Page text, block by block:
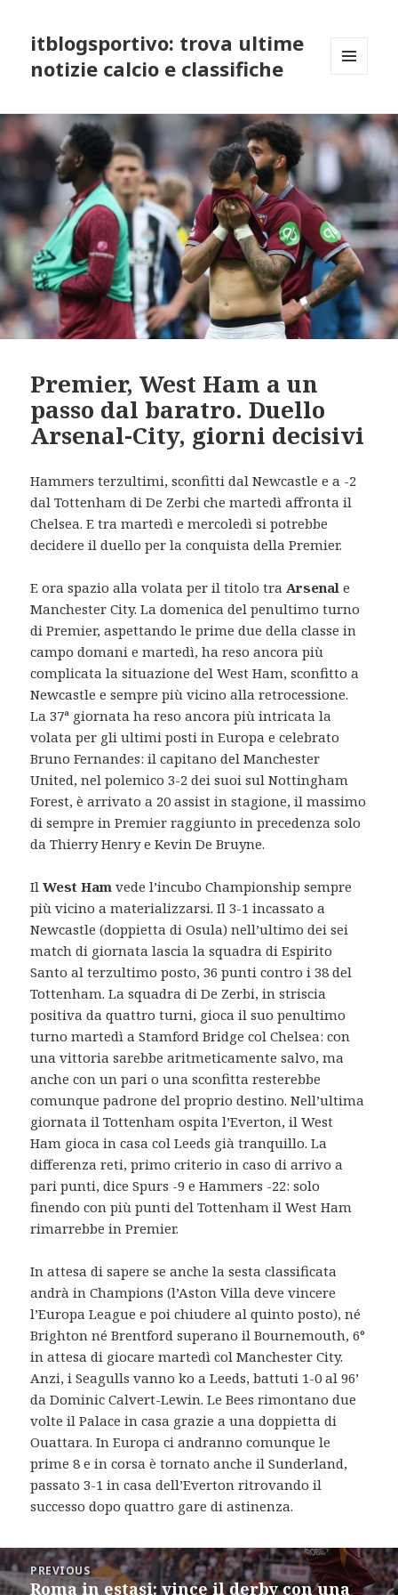
itblogsportivo: trova ultime
notizie calcio e classifiche
WIDGETS
Premier, West Ham a un
passo dal baratro. Duello
Arsenal-City, giorni decisivi
Hammers terzultimi, sconfitti dal Newcastle e a -2
dal Tottenham di De Zerbi che martedì affronta il
Chelsea. E tra martedì e mercoledì si potrebbe
decidere il duello per la conquista della Premier.
E ora spazio alla volata per il titolo tra Arsenal e
Manchester City. La domenica del penultimo turno
di Premier, aspettando le prime due della classe in
campo domani e martedì, ha reso ancora più
complicata la situazione del West Ham, sconfitto a
Newcastle e sempre più vicino alla retrocessione.
La 37ª giornata ha reso ancora più intricata la
volata per gli ultimi posti in Europa e celebrato
Bruno Fernandes: il capitano del Manchester
United, nel polemico 3-2 dei suoi sul Nottingham
Forest, è arrivato a 20 assist in stagione, il massimo
di sempre in Premier raggiunto in precedenza solo
da Thierry Henry e Kevin De Bruyne.
IlWest Ham vede l’incubo Championship sempre
più vicino a materializzarsi. Il 3-1 incassato a
Newcastle (doppietta di Osula) nell’ultimo dei sei
match di giornata lascia la squadra di Espirito
Santo al terzultimo posto, 36 punti contro i 38 del
Tottenham. La squadra di De Zerbi, in striscia
positiva da quattro turni, gioca il suo penultimo
turno martedì a Stamford Bridge col Chelsea: con
una vittoria sarebbe aritmeticamente salvo, ma
anche con un pari o una sconfitta resterebbe
comunque padrone del proprio destino. Nell’ultima
giornata il Tottenham ospita l’Everton, il West
Ham gioca in casa col Leeds già tranquillo. La
differenza reti, primo criterio in caso di arrivo a
pari punti, dice Spurs -9 e Hammers -22: solo
finendo con più punti del Tottenham il West Ham
rimarrebbe in Premier.
In attesa di sapere se anche la sesta classificata
andrà in Champions (l’Aston Villa deve vincere
l’Europa League e poi chiudere al quinto posto), né
Brighton né Brentford superano il Bournemouth, 6°
in attesa di giocare martedì col Manchester City.
Anzi, i Seagulls vanno ko a Leeds, battuti 1-0 al 96’
da Dominic Calvert-Lewin. Le Bees rimontano due
volte il Palace in casa grazie a una doppietta di
Ouattara. In Europa ci andranno comunque le
prime 8 e in corsa è tornato anche il Sunderland,
passato 3-1 in casa dell’Everton ritrovando il
successo dopo quattro gare di astinenza.
Post
navigation
PREVIOUS
Previous
Roma in estasi: vince il derby con una